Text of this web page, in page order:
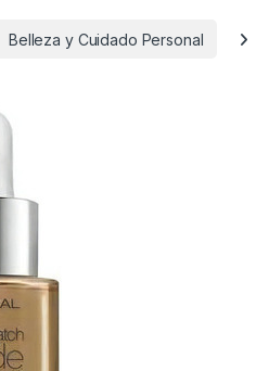
Belleza y Cuidado Personal